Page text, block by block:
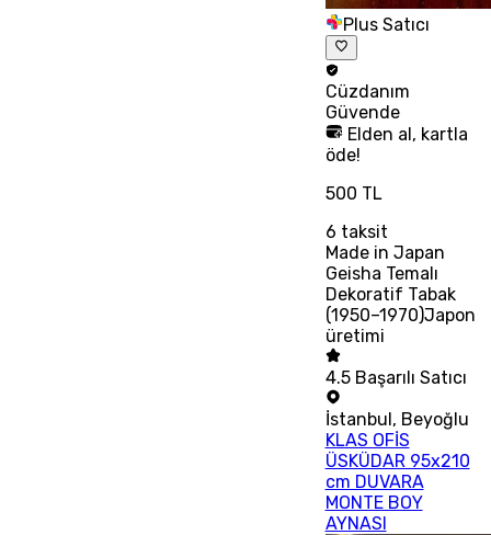
Plus Satıcı
Cüzdanım
Güvende
Elden al, kartla
öde!
500 TL
6 taksit
Made in Japan
Geisha Temalı
Dekoratif Tabak
(1950–1970)Japon
üretimi
4.5 Başarılı Satıcı
İstanbul, Beyoğlu
KLAS OFİS
ÜSKÜDAR 95x210
cm DUVARA
MONTE BOY
AYNASI